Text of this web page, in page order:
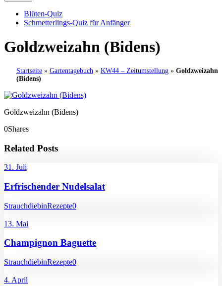
Blüten-Quiz
Schmetterlings-Quiz für Anfänger
Goldzweizahn (Bidens)
Startseite » Gartentagebuch » KW44 – Zeitumstellung » Goldzweizahn
(Bidens)
Goldzweizahn (Bidens)
0Shares
Related Posts
31. Juli
Erfrischender Nudelsalat
StrauchdiebinRezepte0
13. Mai
Champignon Baguette
StrauchdiebinRezepte0
4. April